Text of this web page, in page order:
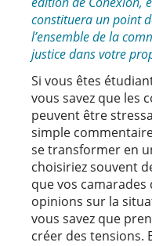
constituera un point
l’ensemble de la
justice dans votre
Si vous êtes
vous savez que les
peuvent être
simple
se transformer en
choisiriez souvent
que vos
opinions sur la
vous savez que
créer des tensions.